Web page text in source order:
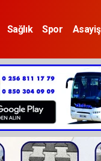
Sağlık Spor Asayiş